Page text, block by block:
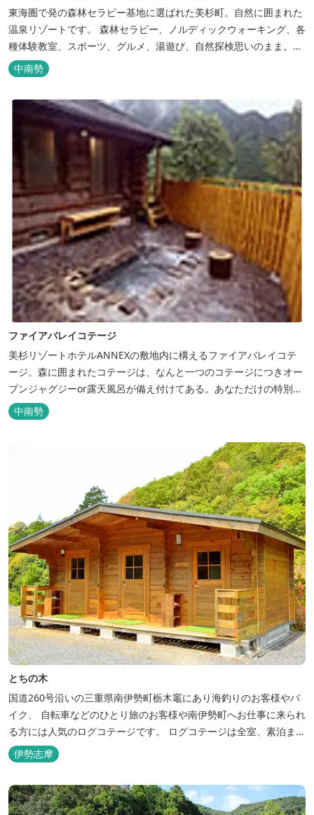
東海圏で発の森林セラピー基地に選ばれた美杉町。自然に囲まれた
温泉リゾートです。 森林セラピー、ノルディックウォーキング、各
種体験教室、スポーツ、グルメ、湯遊び、自然探検思いのまま。思
いきり遊んだ後は温泉でゆったり、のんびり。お料理は和洋バイキ
ングに豪華会席料理。バイキングでは、毎日餅つき、夏は流しそう
付き客室、露天風呂・ジ...
中南勢
ファイアバレイコテージ
美杉リゾートホテルANNEXの敷地内に構えるファイアバレイコテ
ージ。森に囲まれたコテージは、なんと一つのコテージにつきオー
プンジャグジーor露天風呂が備え付けてある。あなただけの特別な
時間をお過ごしください。
中南勢
とちの木
国道260号沿いの三重県南伊勢町栃木竈にあり海釣りのお客様やバ
イク、 自転車などのひとり旅のお客様や南伊勢町へお仕事に来られ
る方には人気のログコテージです。 ログコテージは全室、素泊まり
となっており、おひとり様限定のお部屋、お二人様限定のお部屋、
3名様から5名様限定のお部屋とあります。 お風呂やトイレは別棟
に完備。 国道260号向いには喫茶食事とちの木では、お食事もでき
人気のトンテ...
伊勢志摩